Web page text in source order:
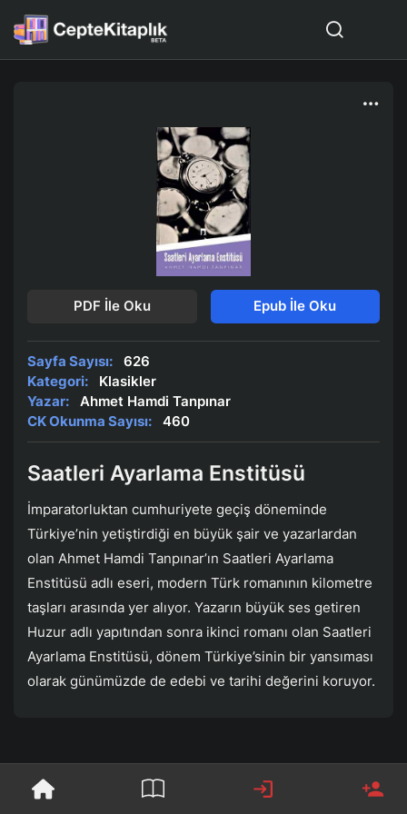
PDF İle Oku Epub İle Oku
Sayfa Sayısı:
626
Kategori:
Klasikler
Yazar:
Ahmet Hamdi Tanpınar
CK Okunma Sayısı:
460
Saatleri Ayarlama Enstitüsü
İmparatorluktan cumhuriyete geçiş döneminde
Türkiye’nin yetiştirdiği en büyük şair ve yazarlardan
olan Ahmet Hamdi Tanpınar’ın Saatleri Ayarlama
Enstitüsü adlı eseri, modern Türk romanının kilometre
taşları arasında yer alıyor. Yazarın büyük ses getiren
Huzur adlı yapıtından sonra ikinci romanı olan Saatleri
Ayarlama Enstitüsü, dönem Türkiye’sinin bir yansıması
olarak günümüzde de edebi ve tarihi değerini koruyor.